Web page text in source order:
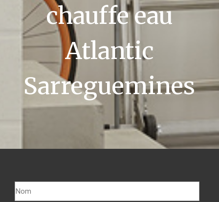
chauffe eau
Atlantic
Sarreguemines